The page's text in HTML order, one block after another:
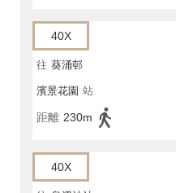
40X
往 葵涌邨
濱景花園 站
距離 230m
40X